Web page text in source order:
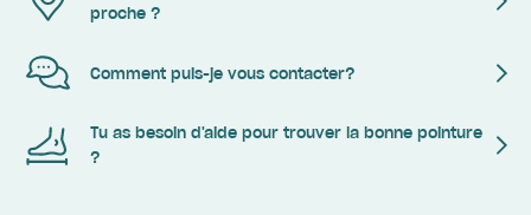
proche ?
Comment puis-je vous contacter?
Tu as besoin d'aide pour trouver la bonne pointure
?